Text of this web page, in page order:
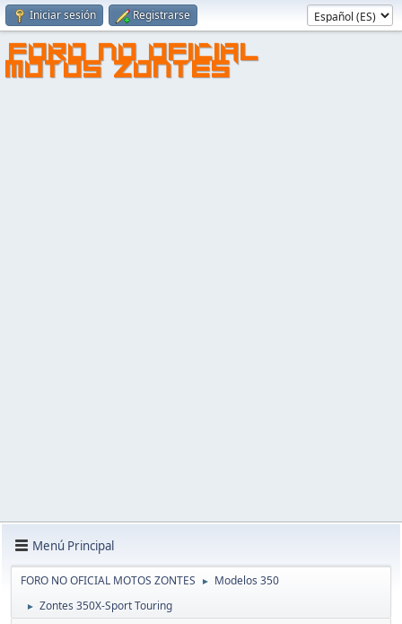
Iniciar sesión Registrarse
FORO NO OFICIAL
MOTOS ZONTES
Menú Principal
FORO NO OFICIAL MOTOS ZONTES ► Modelos 350
► Zontes 350X-Sport Touring